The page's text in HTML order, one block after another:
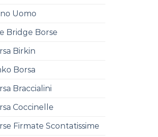
Uomo
Bridge Borse
Birkin
Borsa
Braccialini
Coccinelle
Firmate Scontatissime